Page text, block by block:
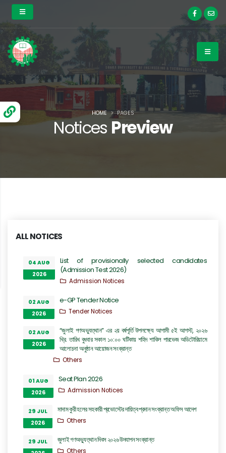
Notices Preview
HOME PAGES
ALL NOTICES
04 AUG
2026
List of provisionally selected candidates
(Admission Test 2026)
Admission Notices
02 AUG
2026
e-GP Tender Notice
Tender Notices
02 AUG
2026
“জুলাই গণঅভ্যুত্থান” এর ২য় বর্ষপূর্তি উপলক্ষ্যে আগামী ৫ই আগস্ট, ২০২৬
খ্রি. তারিখ বুধবার সকাল ১০:০০ ঘটিকায় শহিদ শাকিল পারভেজ অডিটোরিয়ামে
আলোচনা অনুষ্ঠান আয়োজন সংক্রান্ত
Others
01 AUG
2026
Seat Plan 2026
Admission Notices
29 JUL
2026
মাদাম কুরী হলের সহকারী প্রভোস্টের দায়িত্ব প্রদান সংক্রান্ত অফিস আদেশ
Others
29 JUL
জুলাই গণঅভ্যুত্থান দিবস ২০২৬ উদযাপন সংক্রান্ত
Others